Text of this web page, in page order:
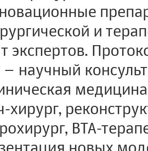
и
экспертов.
научный
хирург,
ВТА-
новых